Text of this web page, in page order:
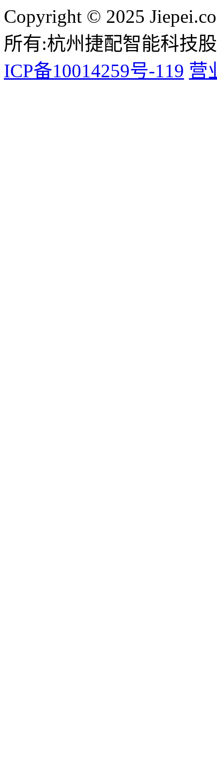
Copyright © 2025
所有:杭州捷配智能科技
ICP备10014259号-119 营